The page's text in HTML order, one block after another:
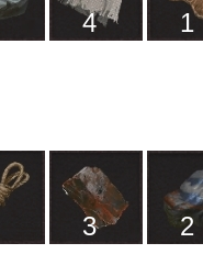
4 1
3 2